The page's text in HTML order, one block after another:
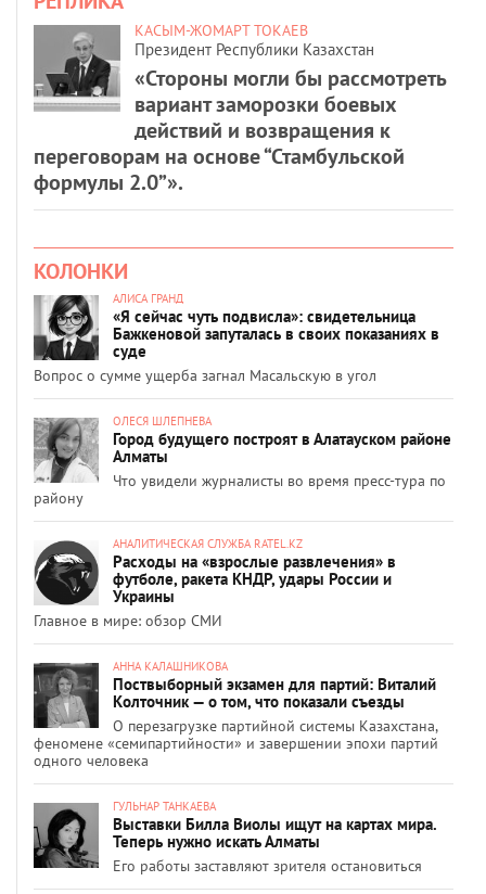
КАСЫМ-ЖОМАРТ ТОКАЕВ
Президент Республики Казахстан
«Стороны могли бы рассмотреть
вариант заморозки боевых
действий и возвращения к
переговорам на основе “Стамбульской
формулы 2.0”».
КОЛОНКИ
АЛИСА ГРАНД
«Я сейчас чуть подвисла»: свидетельница
Бажкеновой запуталась в своих показаниях в
суде
Вопрос о сумме ущерба загнал Масальскую в угол
ОЛЕСЯ ШЛЕПНЕВА
Город будущего построят в Алатауском районе
Алматы
Что увидели журналисты во время пресс-тура по
району
АНАЛИТИЧЕСКАЯ СЛУЖБА RATEL.KZ
Расходы на «взрослые развлечения» в
футболе, ракета КНДР, удары России и
Украины
Главное в мире: обзор СМИ
АННА КАЛАШНИКОВА
Поствыборный экзамен для партий: Виталий
Колточник — о том, что показали съезды
О перезагрузке партийной системы Казахстана,
феномене «семипартийности» и завершении эпохи партий
одного человека
ГУЛЬНАР ТАНКАЕВА
Выставки Билла Виолы ищут на картах мира.
Теперь нужно искать Алматы
Его работы заставляют зрителя остановиться